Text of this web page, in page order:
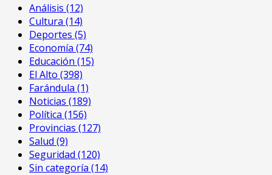
Análisis (12)
Cultura (14)
Deportes (5)
Economía (74)
Educación (15)
El Alto (398)
Farándula (1)
Noticias (189)
Política (156)
Provincias (127)
Salud (9)
Seguridad (120)
Sin categoría (14)